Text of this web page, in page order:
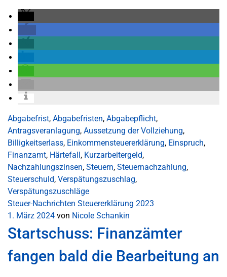
Abgabefrist, Abgabefristen, Abgabepflicht,
Antragsveranlagung, Aussetzung der Vollziehung,
Billigkeitserlass, Einkommensteuererklärung, Einspruch,
Finanzamt, Härtefall, Kurzarbeitergeld,
Nachzahlungszinsen, Steuern, Steuernachzahlung,
Steuerschuld, Verspätungszuschlag,
Verspätungszuschläge
Steuer-Nachrichten Steuererklärung 2023
1. März 2024 von Nicole Schankin
Startschuss: Finanzämter
fangen bald die Bearbeitung an